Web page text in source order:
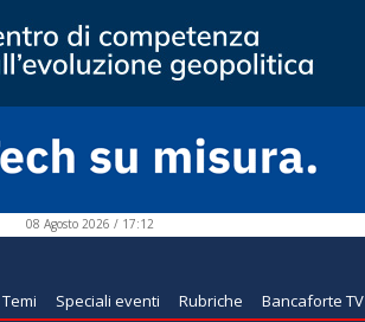
08 Agosto 2026 / 17:12
Temi Speciali eventi Rubriche Bancaforte TV